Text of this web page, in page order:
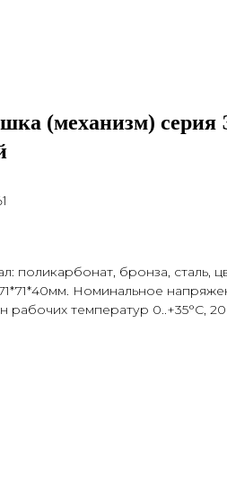
(механизм)
поликарбонат, бронза, сталь,
Номинальное
рабочих температур 0..+35°C, 20